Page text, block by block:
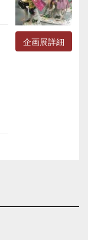
企画展詳細